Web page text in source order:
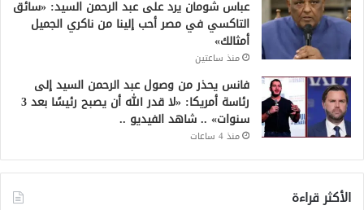
عباس شومان يرد على عبد الرحمن السيد: «سائق
التاكسي في مصر أحب إلينا من ناكري الجميل
أمثالك»
منذ ساعتين
فانس يحذر من وصول عبد الرحمن السيد إلى
رئاسة أمريكا: «لا قدر الله أن يصبح رئيسًا بعد 3
سنوات» .. شاهد الفيديو ..
منذ 4 ساعات
الأكثر قراءة